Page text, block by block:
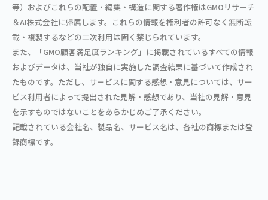
等）およびこれらの配置・編集・構造に関する著作権はGMOリサーチ
＆AI株式会社に帰属します。これらの情報を権利者の許可なく無断転
載・複製するなどの二次利用は固く禁じられています。
また、「GMO顧客満足度ランキング」に掲載されているすべての情報
およびデータは、当社が独自に実施した調査結果に基づいて作成され
たものです。ただし、サービスに関する感想・意見については、サー
ビス利用者によって提出された見解・感想であり、当社の見解・意見
を示すものではないことをあらかじめご了承ください。
記載されている会社名、製品名、サービス名は、各社の商標または登
録商標です。